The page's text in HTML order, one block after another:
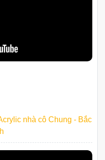
nhà cô Chung - Bắc